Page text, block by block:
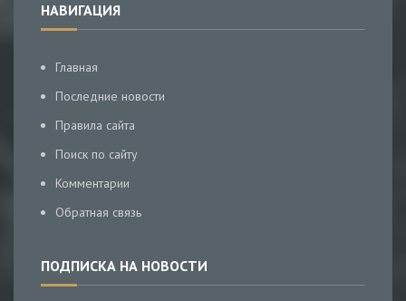
НАВИГАЦИЯ
Главная
Последние новости
Правила сайта
Поиск по сайту
Комментарии
Обратная связь
ПОДПИСКА НА НОВОСТИ